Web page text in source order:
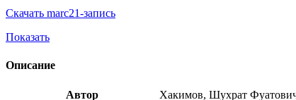
Скачать marc21-запись
Показать
Описание
Автор
Хакимов, Шухрат